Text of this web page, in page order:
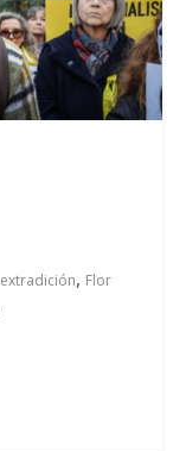
extradición, Flor